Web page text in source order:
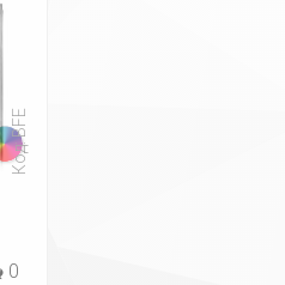
Код: BFE
0